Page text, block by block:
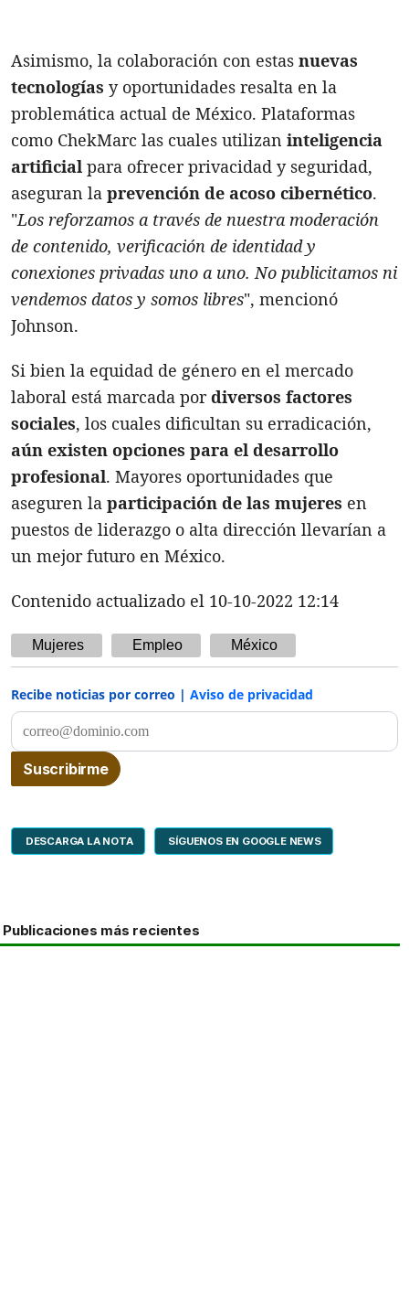
Asimismo, la colaboración con estas nuevas
tecnologías y oportunidades resalta en la
problemática actual de México. Plataformas
como ChekMarc las cuales utilizan inteligencia
artificial para ofrecer privacidad y seguridad,
aseguran la prevención de acoso cibernético.
"Los reforzamos a través de nuestra moderación
de contenido, verificación de identidad y
conexiones privadas uno a uno. No publicitamos ni
vendemos datos y somos libres", mencionó
Johnson.
Si bien la equidad de género en el mercado
laboral está marcada pordiversos factores
sociales, los cuales dificultan su erradicación,
aún existen opciones para el desarrollo
profesional. Mayores oportunidades que
aseguren la participación de las mujeres en
puestos de liderazgo o alta dirección llevarían a
un mejor futuro en México.
Contenido actualizado el 10-10-2022 12:14
Mujeres Empleo México
Recibe noticias por correo | Aviso de privacidad
DESCARGA LA NOTA SÍGUENOS EN GOOGLE NEWS
Publicaciones más recientes